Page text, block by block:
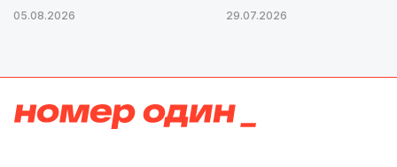
05.08.2026 29.07.2026